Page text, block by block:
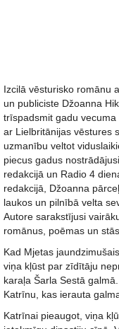
Izcilā vēsturisko romānu
un publiciste Džoanna
trīspadsmit gadu
ar Lielbritānijas vēstures
uzmanību veltot
piecus gadus
redakcijā un Radio 4
redakcijā, Džoanna
laukos un pilnībā velta
Autore sarakstījusi
romānus, poēmas un
Kad Mjetas
viņa kļūst par zīdītāju
karaļa Šarla Sestā
Katrīnu, kas ierauta
Katrīnai pieaugot, viņa